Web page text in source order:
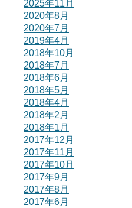
2025年11月
2020年8月
2020年7月
2019年4月
2018年10月
2018年7月
2018年6月
2018年5月
2018年4月
2018年2月
2018年1月
2017年12月
2017年11月
2017年10月
2017年9月
2017年8月
2017年6月